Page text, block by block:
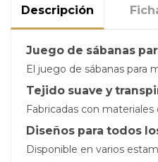
Descripción
Juego de sábanas
El juego de sábanas para
Tejido suave y
Fabricadas con
Diseños para todos
Disponible en varios